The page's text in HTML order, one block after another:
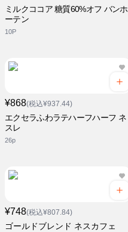
ミルクココア 糖質60%オフ バンホ
ーテン
10P
¥868(税込¥937.44)
エクセラふわラテハーフハーフ ネ
スレ
26p
¥748(税込¥807.84)
ゴールドブレンド ネスカフェ